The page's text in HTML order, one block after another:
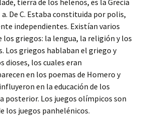
tierra de los helenos, es la Grecia
De C. Estaba constituida por polis,
independientes. Existían varios
los griegos: la lengua, la religión y los
Los griegos hablaban el griego y
dioses, los cuales eran
en los poemas de Homero y
en la educación de los
posterior. Los juegos olímpicos son
los juegos panhelénicos.